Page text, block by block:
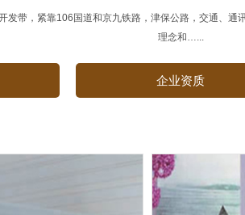
带，紧靠106国道和京九铁路，津保公路，交通、
理念和…...
企业资质